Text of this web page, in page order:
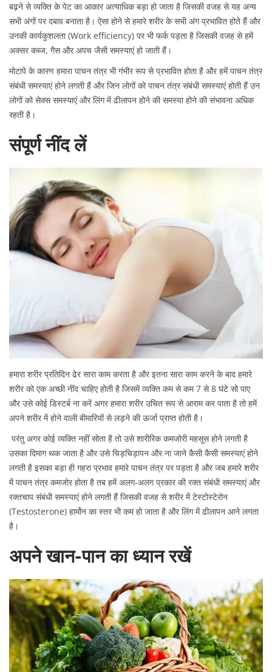
बढ़ने से व्यक्ति के पेट का आकार अत्याधिक बड़ा हो जाता है जिसकी वजह से यह अन्य
सभी अंगों पर दबाव बनाता है। ऐसा होने से हमारे शरीर के सभी अंग प्रभावित होते हैं और
उनकी कार्यकुशलता (Work efficiency) पर भी फर्क पड़ता है जिसकी वजह से हमें
अक्सर कब्ज, गैस और अपच जैसी समस्याएं हो जाती हैं।
मोटापे के कारण हमारा पाचन तंत्र भी गंभीर रूप से प्रभावित होता है और हमें पाचन तंत्र
संबंधी समस्याएं होने लगती हैं और जिन लोगों को पाचन तंत्र संबंधी समस्याएं होती हैं उन
लोगों को सेक्स समस्याएं और लिंग में ढीलापन होने की समस्या होने की संभावना अधिक
रहती है।
संपूर्ण नींद लें
हमारा शरीर प्रतिदिन ढेर सारा काम करता है और इतना सारा काम करने के बाद हमारे
शरीर को एक अच्छी नींद चाहिए होती है जिसमें व्यक्ति कम से कम 7 से 8 घंटे सो पाए
और उसे कोई डिस्टर्ब ना करें अगर हमारा शरीर उचित रूप से आराम कर पाता है तो हमें
अपने शरीर में होने वाली बीमारियों से लड़ने की ऊर्जा प्राप्त होती है।
परंतु अगर कोई व्यक्ति नहीं सोता है तो उसे शारीरिक कमजोरी महसूस होने लगती है
उसका दिमाग थक जाता है और उसे चिड़चिड़ापन और ना जाने कैसी कैसी समस्याएं होने
लगती है इसका बड़ा ही गहरा प्रभाव हमारे पाचन तंत्र पर पड़ता है और जब हमारे शरीर
में पाचन तंत्र कमजोर होता है तब हमें अलग-अलग प्रकार की रक्त संबंधी समस्याएं और
रक्तचाप संबंधी समस्याएं होने लगती हैं जिसकी वजह से शरीर में टेस्टोस्टेरोन
(Testosterone) हार्मोन का स्तर भी कम हो जाता है और लिंग में ढीलापन आने लगता
है।
अपने खान-पान का ध्यान रखें